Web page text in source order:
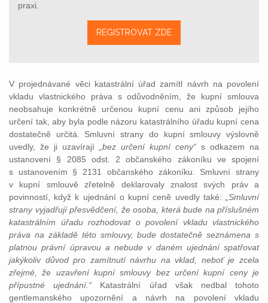
praxi.
REGISTROVAT ZDE
V projednávané věci katastrální úřad zamítl návrh na povolení
vkladu vlastnického práva s odůvodněním, že kupní smlouva
neobsahuje konkrétně určenou kupní cenu ani způsob jejího
určení tak, aby byla podle názoru katastrálního úřadu kupní cena
dostatečně určitá. Smluvní strany do kupní smlouvy výslovně
uvedly, že ji uzavírají
„bez určení kupní ceny“ s odkazem na
ustanovení § 2085 odst. 2 občanského zákoníku ve spojení
s ustanovením § 2131 občanského zákoníku. Smluvní strany
v kupní smlouvě zřetelně deklarovaly znalost svých práv a
povinností, když k ujednání o kupní ceně uvedly také:
„Smluvní
strany vyjadřují přesvědčení, že osoba, která bude na příslušném
katastrálním úřadu rozhodovat o povolení vkladu vlastnického
práva na základě této smlouvy, bude dostatečně seznámena s
platnou právní úpravou a nebude v daném ujednání spatřovat
jakýkoliv důvod pro zamítnutí návrhu na vklad, neboť je zcela
zřejmé, že uzavření kupní smlouvy bez určení kupní ceny je
přípustné ujednání.“ Katastrální úřad však nedbal tohoto
gentlemanského upozornění a návrh na povolení vkladu